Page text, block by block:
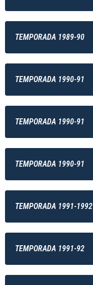
TEMPORADA 1989-90
TEMPORADA 1990-91
TEMPORADA 1990-91
TEMPORADA 1990-91
TEMPORADA 1991-1992
TEMPORADA 1991-92